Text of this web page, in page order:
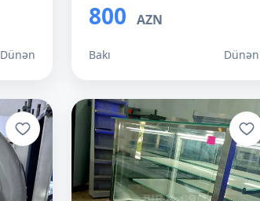
Dünən
800 AZN
Bakı Dünən